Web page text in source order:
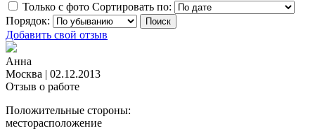
Только с фото Сортировать по:
Порядок:
Добавить свой отзыв
Анна
Москва | 02.12.2013
Отзыв о работе
Положительные стороны:
месторасположение